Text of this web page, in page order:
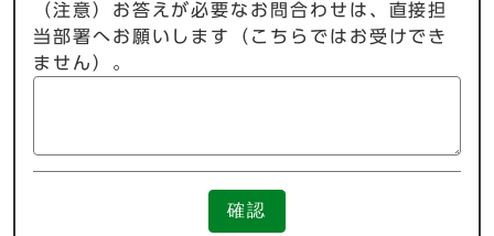
（注意）お答えが必要なお問合わせは、直接担
当部署へお願いします（こちらではお受けでき
ません）。
確認